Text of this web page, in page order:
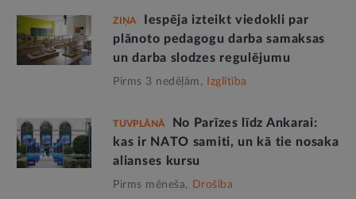
ZIŅA
Iespēja izteikt viedokli par
plānoto pedagogu darba samaksas
un darba slodzes regulējumu
Pirms 3 nedēļām, Izglītība
TUVPLĀNĀ
No Parīzes līdz Ankarai:
kas ir NATO samiti, un kā tie nosaka
alianses kursu
Pirms mēneša, Drošība